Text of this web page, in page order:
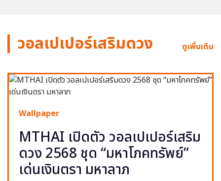
วอลเปเปอร์เสริมดวง ดูเพิ่มเติม
Wallpaper
MTHAI เปิดตัว วอลเปเปอร์เสริม
ดวง 2568 ชุด “มหาโภคทรัพย์”
เด่นเงินตรา มหาลาภ